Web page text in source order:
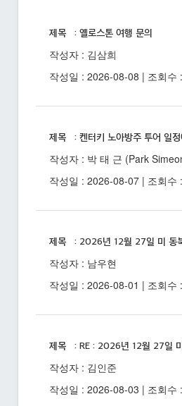
제목 : 옐로스톤 여행 문의
작성자 : 김삼희
작성일 : 2026-08-08 | 조회수
제목 : 켄터키 노아방주 투어 일
작성자 : 박 태 근 (Park
작성일 : 2026-08-07 | 조회수
제목 : 2026년 12월 27일 미 동
작성자 : 남우현
작성일 : 2026-08-01 | 조회수
제목 : RE : 2026년 12월 27일
작성자 : 김인준
작성일 : 2026-08-03 | 조회수